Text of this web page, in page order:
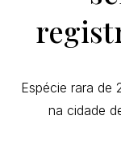
Espécie rara de
na cidade